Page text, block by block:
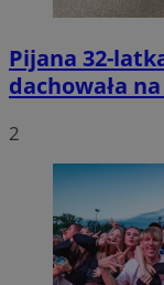
Pijana 32-
dachowała
2